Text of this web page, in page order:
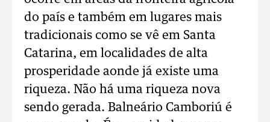
do país e também em lugares mais
tradicionais como se vê em Santa
Catarina, em localidades de alta
prosperidade aonde já existe uma
riqueza. Não há uma riqueza nova
sendo gerada. Balneário Camboriú é